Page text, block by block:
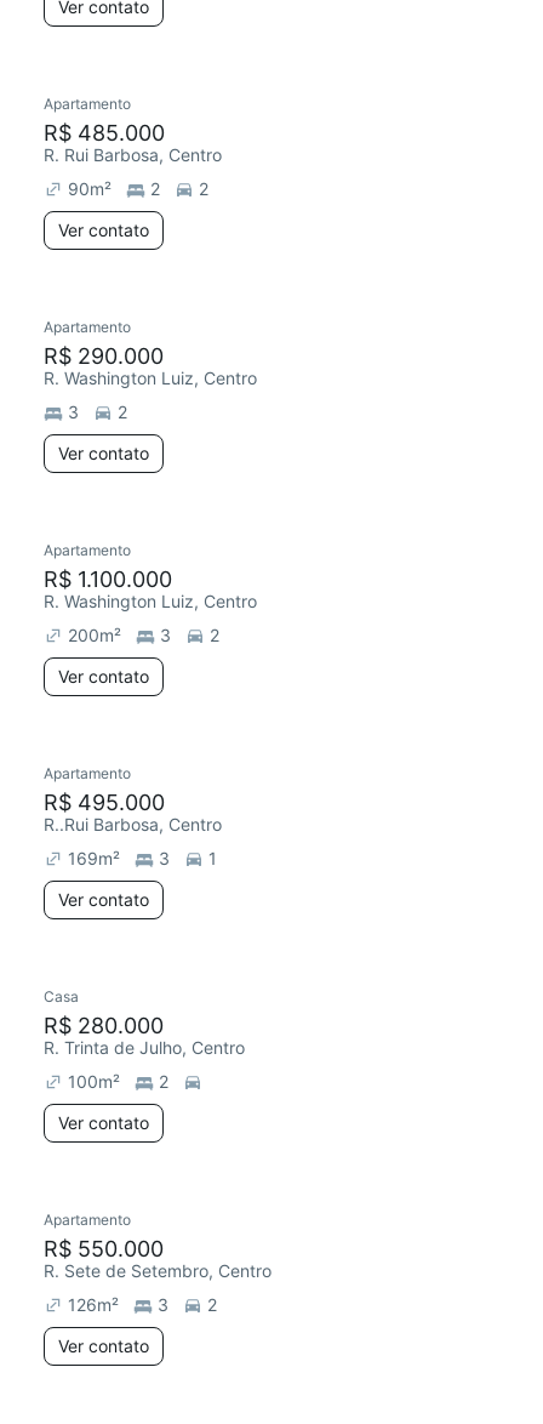
Ver contato
Apartamento
R$ 485.000
R. Rui Barbosa, Centro
90m² 2
2
Ver contato
Apartamento
R$ 290.000
R. Washington Luiz, Centro
3
2
Ver contato
Apartamento
R$ 1.100.000
R. Washington Luiz, Centro
200m² 3
2
Ver contato
Apartamento
R$ 495.000
R..Rui Barbosa, Centro
169m² 3
1
Ver contato
Casa
R$ 280.000
R. Trinta de Julho, Centro
100m²
2
Ver contato
Apartamento
R$ 550.000
R. Sete de Setembro, Centro
126m² 3
2
Ver contato